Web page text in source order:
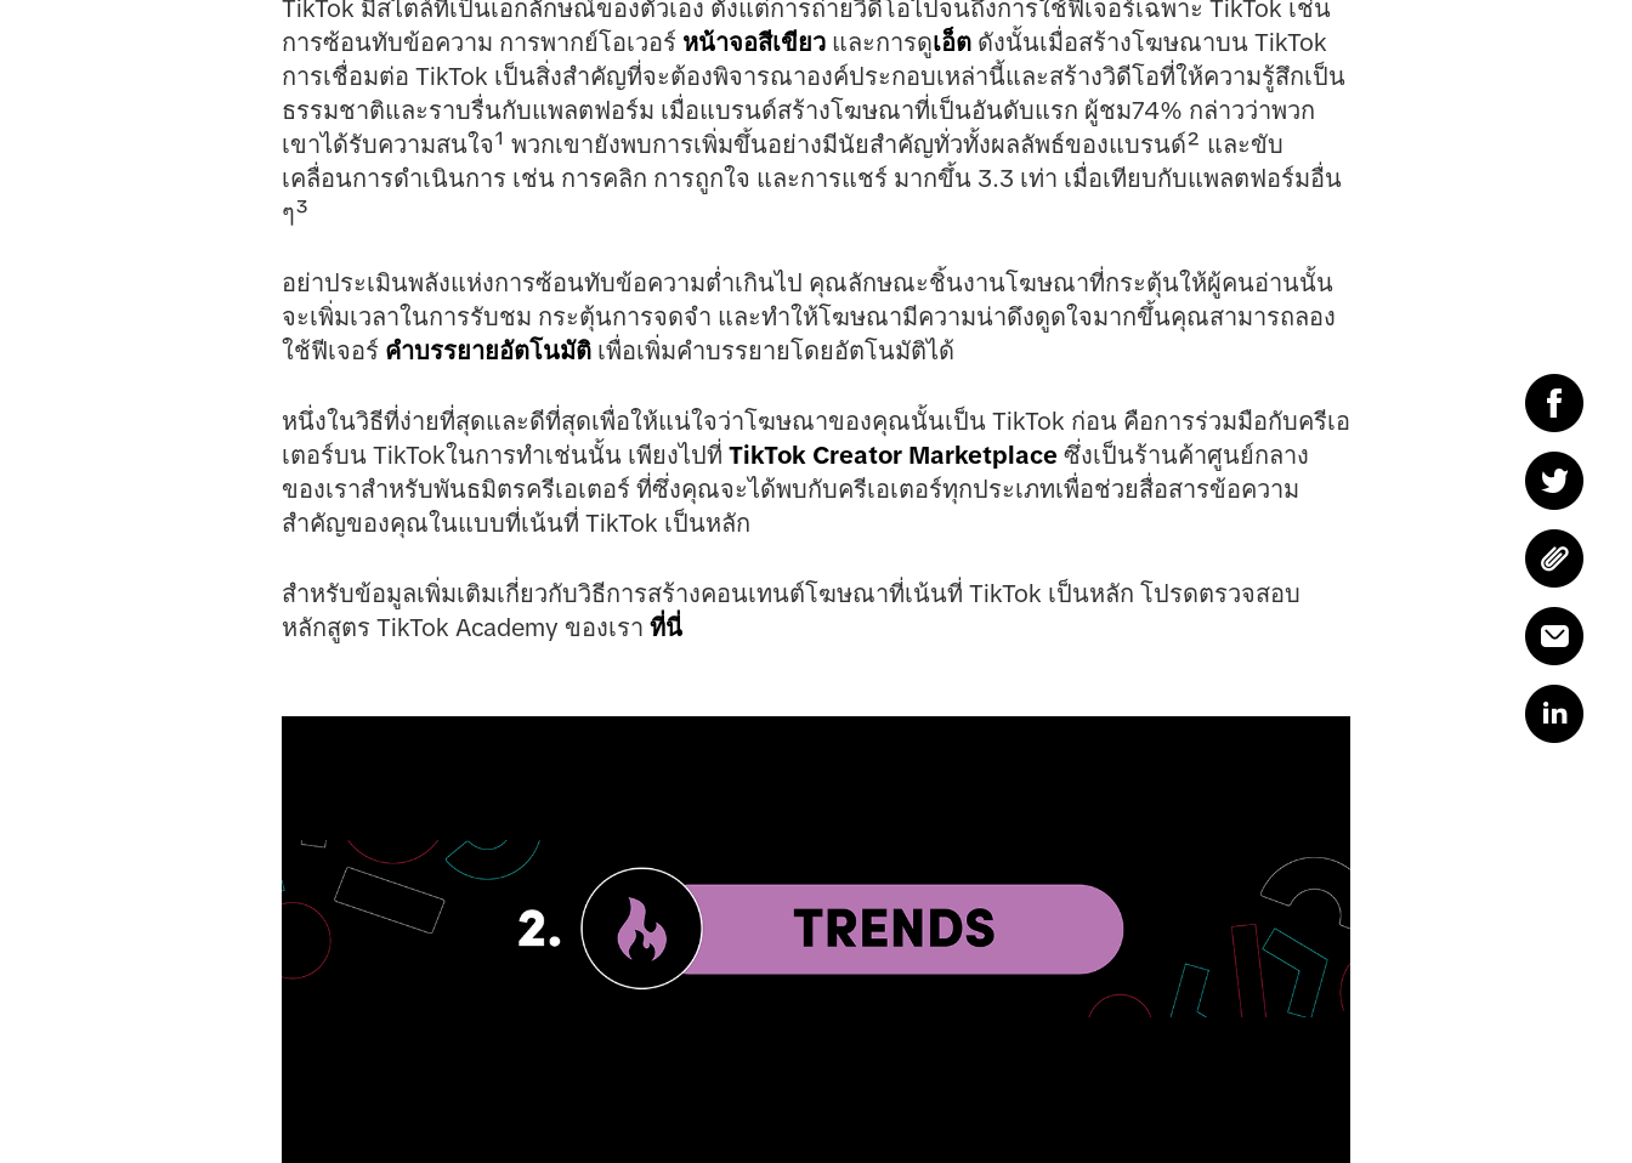
TikTok มีสไตล์ที่เป็นเอกลักษณ์ของตัวเอง ตั้งแต่การถ่ายวิดีโอไปจนถึงการใช้ฟีเจอร์เฉพาะ TikTok เช่น
การซ้อนทับข้อความ การพากย์โอเวอร์ หน้าจอสีเขียวและการดูเอ็ตดังนั้นเมื่อสร้างโฆษณาบน TikTok
การเชื่อมต่อ TikTok เป็นสิ่งสำคัญที่จะต้องพิจารณาองค์ประกอบเหล่านี้และสร้างวิดีโอที่ให้ความรู้สึกเป็น
ธรรมชาติและราบรื่นกับแพลตฟอร์ม เมื่อแบรนด์สร้างโฆษณาที่เป็นอันดับแรก ผู้ชม74% กล่าวว่าพวก
เขาได้รับความสนใจ¹ พวกเขายังพบการเพิ่มขึ้นอย่างมีนัยสำคัญทั่วทั้งผลลัพธ์ของแบรนด์² และขับ
เคลื่อนการดำเนินการ เช่น การคลิก การถูกใจ และการแชร์ มากขึ้น 3.3 เท่า เมื่อเทียบกับแพลตฟอร์มอื่น
ๆ³
อย่าประเมินพลังแห่งการซ้อนทับข้อความต่ำเกินไป คุณลักษณะชิ้นงานโฆษณาที่กระตุ้นให้ผู้คนอ่านนั้น
จะเพิ่มเวลาในการรับชม กระตุ้นการจดจำ และทำให้โฆษณามีความน่าดึงดูดใจมากขึ้นคุณสามารถลอง
ใช้ฟีเจอร์ คำบรรยายอัตโนมัติเพื่อเพิ่มคำบรรยายโดยอัตโนมัติได้
หนึ่งในวิธีที่ง่ายที่สุดและดีที่สุดเพื่อให้แน่ใจว่าโฆษณาของคุณนั้นเป็น TikTok ก่อน คือการร่วมมือกับครีเอ
เตอร์บน TikTokในการทำเช่นนั้น เพียงไปที่ TikTok Creator Marketplace ซึ่งเป็นร้านค้าศูนย์กลาง
ของเราสำหรับพันธมิตรครีเอเตอร์ ที่ซึ่งคุณจะได้พบกับครีเอเตอร์ทุกประเภทเพื่อช่วยสื่อสารข้อความ
สำคัญของคุณในแบบที่เน้นที่ TikTok เป็นหลัก
สำหรับข้อมูลเพิ่มเติมเกี่ยวกับวิธีการสร้างคอนเทนต์โฆษณาที่เน้นที่ TikTok เป็นหลัก โปรดตรวจสอบ
หลักสูตร TikTok Academy ของเรา ที่นี่